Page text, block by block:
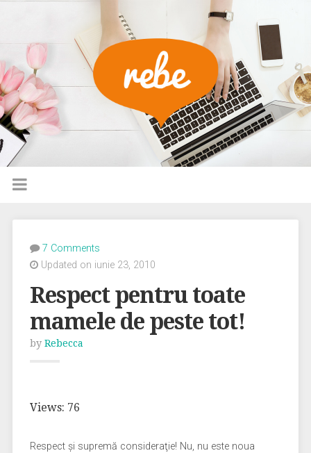
7 Comments
Updated on iunie 23, 2010
Respect pentru toate
mamele de peste tot!
by Rebecca
Views: 76
Respect şi supremă consideraţie! Nu, nu este noua